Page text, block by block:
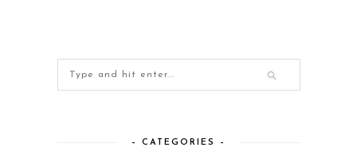
– CATEGORIES –